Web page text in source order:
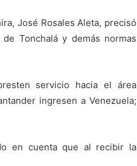
José Rosales Aleta, precisó
Tonchalá y demás normas
servicio hacia el área
ingresen a Venezuela;
en cuenta que al recibir la